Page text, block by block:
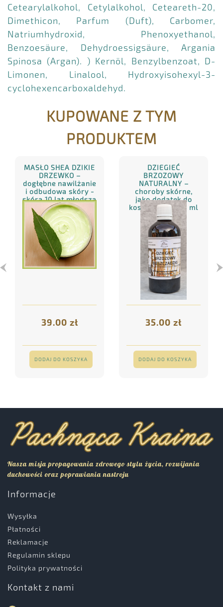
Cetearylalkohol, Cetylalkohol, Ceteareth-20,
Dimethicon, Parfum (Duft), Carbomer,
Natriumhydroxid, Phenoxyethanol,
Benzoesäure, Dehydroessigsäure, Argania
Spinosa (Argan). ) Kernöl, Benzylbenzoat, D-
Limonen, Linalool, Hydroxyisohexyl-3-
cyclohexencarboxaldehyd.
KUPOWANE Z TYM
PRODUKTEM
MASŁO SHEA DZIKIE
DRZEWKO –
dogłębne nawilżanie
i odbudowa skóry -
skóra 10 lat młodsza
! 150 ml
39.00 zł
DODAJ DO KOSZYKA
DZIEGIEĆ
BRZOZOWY
NATURALNY –
choroby skórne,
jako dodatek do
kosmetyków 100 ml
35.00 zł
DODAJ DO KOSZYKA
Nasza misja propagowania zdrowego stylu życia, rozwijania
duchowości oraz poprawiania nastroju
Informacje
Wysyłka
Płatności
Reklamacje
Regulamin sklepu
Polityka prywatności
Kontakt z nami